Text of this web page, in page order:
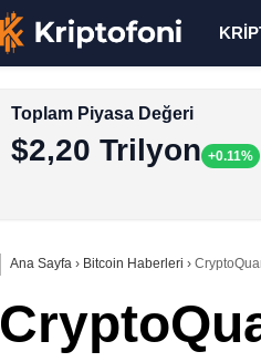
Toplam Piyasa Değeri
$2,20 Trilyon +0.11%
Ana Sayfa › Bitcoin Haberleri ›